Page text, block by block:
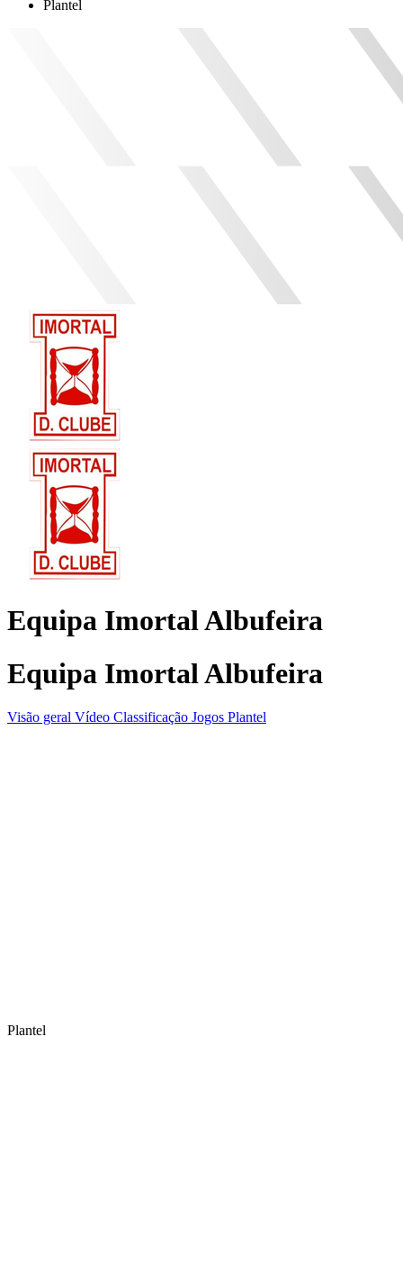
Plantel
Equipa Imortal Albufeira
Equipa Imortal Albufeira
Visão geral Vídeo Classificação Jogos Plantel
Plantel